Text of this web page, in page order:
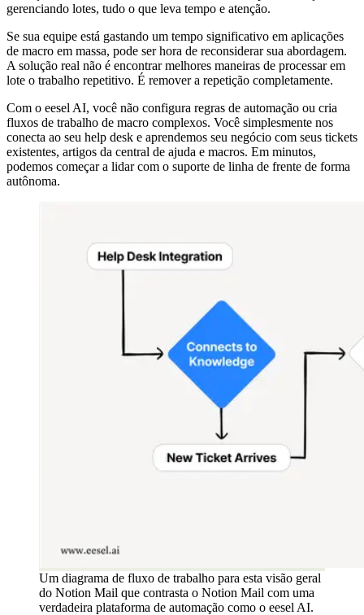
gerenciando lotes, tudo o que leva tempo e atenção.
Se sua equipe está gastando um tempo significativo em aplicações
de macro em massa, pode ser hora de reconsiderar sua abordagem.
A solução real não é encontrar melhores maneiras de processar em
lote o trabalho repetitivo. É remover a repetição completamente.
Com o eesel AI, você não configura regras de automação ou cria
fluxos de trabalho de macro complexos. Você simplesmente nos
conecta ao seu help desk e aprendemos seu negócio com seus tickets
existentes, artigos da central de ajuda e macros. Em minutos,
podemos começar a lidar com o suporte de linha de frente de forma
autônoma.
Um diagrama de fluxo de trabalho para esta visão geral
do Notion Mail que contrasta o Notion Mail com uma
verdadeira plataforma de automação como o eesel AI.